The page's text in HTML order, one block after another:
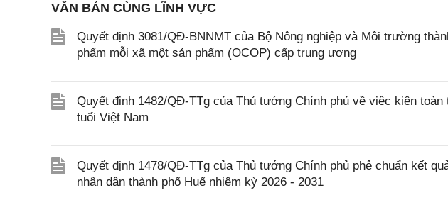
VĂN BẢN CÙNG LĨNH VỰC
Quyết định 3081/QĐ-BNNMT của Bộ Nông nghiệp và Môi trường
phẩm mỗi xã một sản phẩm (OCOP) cấp trung ương
Quyết định 1482/QĐ-TTg của Thủ tướng Chính phủ về việc kiện
tuổi Việt Nam
Quyết định 1478/QĐ-TTg của Thủ tướng Chính phủ phê chuẩn kết
nhân dân thành phố Huế nhiệm kỳ 2026 - 2031